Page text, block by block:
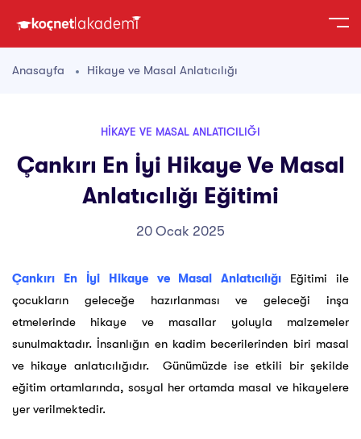
Anasayfa Hikaye ve Masal Anlatıcılığı
HIKAYE VE MASAL ANLATICILIĞI
Çankırı En İyi Hikaye Ve Masal
Anlatıcılığı Eğitimi
20 Ocak 2025
Çankırı En İyi Hikaye ve Masal Anlatıcılığı Eğitimi ile
çocukların geleceğe hazırlanması ve geleceği inşa
etmelerinde hikaye ve masallar yoluyla malzemeler
sunulmaktadır. İnsanlığın en kadim becerilerinden biri masal
ve hikaye anlatıcılığıdır. Günümüzde ise etkili bir şekilde
eğitim ortamlarında, sosyal her ortamda masal ve hikayelere
yer verilmektedir.